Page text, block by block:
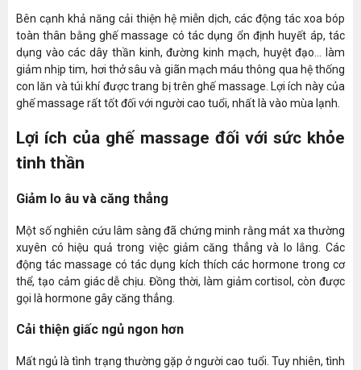
Bên cạnh khả năng cải thiện hệ miễn dịch, các động tác xoa bóp
toàn thân bằng ghế massage có tác dụng ổn định huyết áp, tác
dụng vào các dây thần kinh, đường kinh mạch, huyệt đạo… làm
giảm nhịp tim, hơi thở sâu và giãn mạch máu thông qua hệ thống
con lăn và túi khí được trang bị trên ghế massage. Lợi ích này của
ghế massage rất tốt đối với người cao tuổi, nhất là vào mùa lạnh.
Lợi ích của ghế massage đối với sức khỏe
tinh thần
Giảm lo âu và căng thẳng
Một số nghiên cứu lâm sàng đã chứng minh rằng mát xa thường
xuyên có hiệu quả trong việc giảm căng thẳng và lo lắng. Các
động tác massage có tác dụng kích thích các hormone trong cơ
thể, tạo cảm giác dễ chịu. Đồng thời, làm giảm cortisol, còn được
gọi là hormone gây căng thẳng.
Cải thiện giấc ngủ ngon hơn
Mất ngủ là tình trạng thường gặp ở người cao tuổi. Tuy nhiên, tình